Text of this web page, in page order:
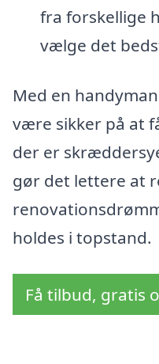
fra forskellige
vælge det
Med en
være sikker på at
der er
gør det lettere at
holdes i topstand.
Få tilbud, gratis